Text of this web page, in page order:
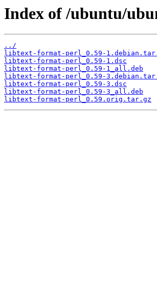
Index of /ubuntu/
../
libtext-format-perl_0.59-
libtext-format-perl_0.59-1.dsc
libtext-format-perl_0.59-1_all.deb
libtext-format-perl_0.59-
libtext-format-perl_0.59-3.dsc
libtext-format-perl_0.59-3_all.deb
libtext-format-perl_0.59.orig.tar.gz